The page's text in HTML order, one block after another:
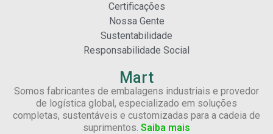
Certificações
Nossa Gente
Sustentabilidade
Responsabilidade Social
Mart
Somos fabricantes de embalagens industriais e provedor
de logística global, especializado em soluções
completas, sustentáveis e customizadas para a cadeia de
suprimentos. Saiba mais